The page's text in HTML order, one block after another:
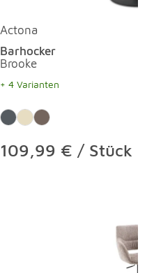
Actona
Barhocker
Brooke
+ 4 Varianten
109,99 € / Stück